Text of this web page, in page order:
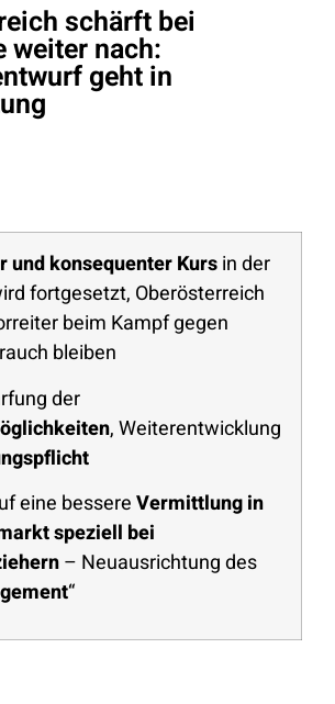
schärft bei
weiter nach:
geht in
und konsequenter Kursin der
fortgesetzt, Oberösterreich
beim Kampf gegen
bleiben
der
, Weiterentwicklung
eine bessereVermittlung in
speziell bei
– Neuausrichtung des
“